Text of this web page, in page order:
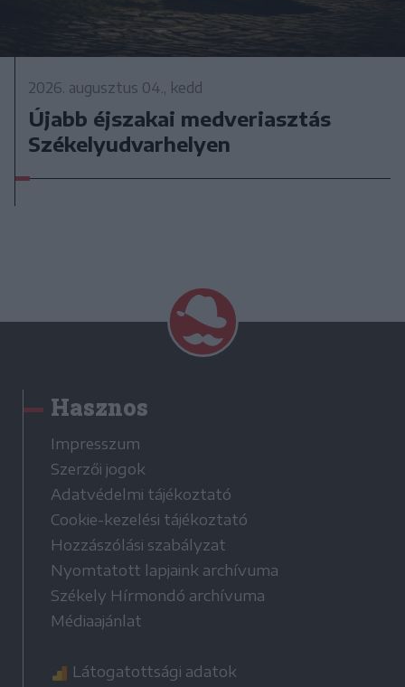
2026. augusztus 04., kedd
Újabb éjszakai medveriasztás
Székelyudvarhelyen
Hasznos
Impresszum
Szerzői jogok
Adatvédelmi tájékoztató
Cookie-kezelési tájékoztató
Hozzászólási szabályzat
Nyomtatott lapjaink archívuma
Székely Hírmondó archívuma
Médiaajánlat
Látogatottsági adatok